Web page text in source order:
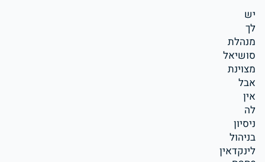
יש
לך
מנהלת
סושיאל
מצוינת
אבל
אין
לה
ניסיון
בניהול
לינקדאין